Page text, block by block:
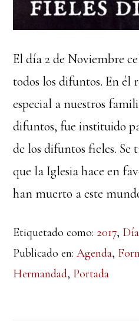
El día 2 de Noviembre
todos los difuntos. En él
especial a nuestros
difuntos, fue instituido
de los difuntos fieles. Se
que la Iglesia hace en
han muerto a este
Etiquetado como: 2017,
Publicado en:Agenda,
Hermandad, Portada